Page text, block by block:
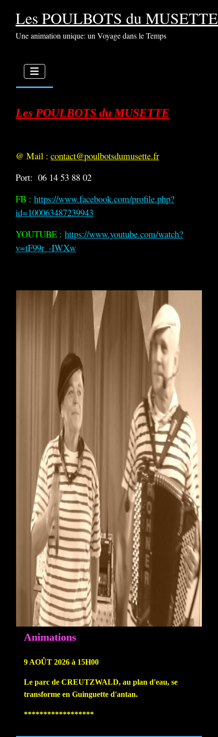
Les POULBOTS du MUSETTE
Une animation unique: un Voyage dans le Temps
Les POULBOTS du MUSETTE
@ Mail : contact@poulbotsdumusette.fr
Port: 06 14 53 88 02
FB : https://www.facebook.com/profile.php?
id=100063487239943
YOUTUBE : https://www.youtube.com/watch?
v=tF99r_-IWXw
Animations
9 AOÛT 2026 à 15H00
Le parc de CREUTZWALD, au plan d'eau, se
transforme en Guinguette d'antan.
******************